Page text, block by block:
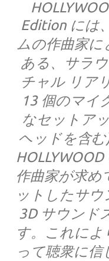
Edition には
ムの作曲家に
ある、サラ
チャル リア
13 個のマイ
なセットア
ヘッドを含む
作曲家が求め
ットしたサ
3D サウンド
す。これによ
って聴衆に